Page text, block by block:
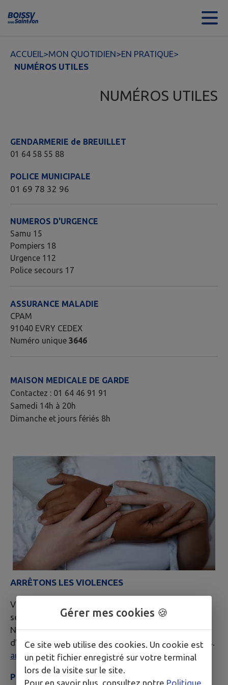
Contenu
ACCUEIL>MON QUOTIDIEN>EN PRATIQUE>
NUMÉROS UTILES
NUMÉROS UTILES
GENDARMERIE de BREUILLET
01 64 58 55 88
POLICE MUNICIPALE
01 69 78 32 96
NUMEROS D'URGENCE
Samu 15
Pompiers 18
Urgence 112
Police secours 17
ASSURANCE MALADIE
CPAM
91040 EVRY CEDEX
Numéro unique 3646
MAISON MEDICALE DE GARDE
Contactez : 01 64 46 91 91
Samedi 14h à 20h
Dimanche et jours fériés 8h
ARRÊTONS LES VIOLENCES
Victime ou témoin de violences sexistes et
sexuelles : 3919.
Numéro national anonyme et gratuit d’écoute et
d’orientation pour mettre fin au cycle des violences.
arretonslesviolences.gouv.fr.
PERMANENCE DES TRAVAILLEURS SOCIAUX
Gérer mes cookies 🍪
Ce site web utilise des cookies. Un cookie est
un petit fichier enregistré sur votre terminal
lors de la visite sur le site.
Pour en savoir plus, consultez notre Politique